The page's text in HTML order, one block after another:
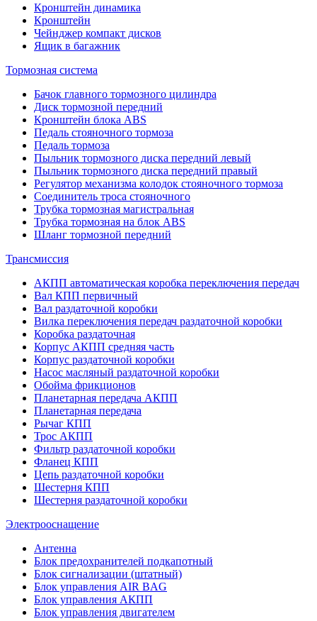
Кронштейн динамика
Кронштейн
Чейнджер компакт дисков
Ящик в багажник
Тормозная система
Бачок главного тормозного цилиндра
Диск тормозной передний
Кронштейн блока ABS
Педаль стояночного тормоза
Педаль тормоза
Пыльник тормозного диска передний левый
Пыльник тормозного диска передний правый
Регулятор механизма колодок стояночного тормоза
Соединитель троса стояночного
Трубка тормозная магистральная
Трубка тормозная на блок ABS
Шланг тормозной передний
Трансмиссия
АКПП автоматическая коробка переключения передач
Вал КПП первичный
Вал раздаточной коробки
Вилка переключения передач раздаточной коробки
Коробка раздаточная
Корпус АКПП средняя часть
Корпус раздаточной коробки
Насос масляный раздаточной коробки
Обойма фрикционов
Планетарная передача АКПП
Планетарная передача
Рычаг КПП
Трос АКПП
Фильтр раздаточной коробки
Фланец КПП
Цепь раздаточной коробки
Шестерня КПП
Шестерня раздаточной коробки
Электрооснащение
Антенна
Блок предохранителей подкапотный
Блок сигнализации (штатный)
Блок управления AIR BAG
Блок управления АКПП
Блок управления двигателем